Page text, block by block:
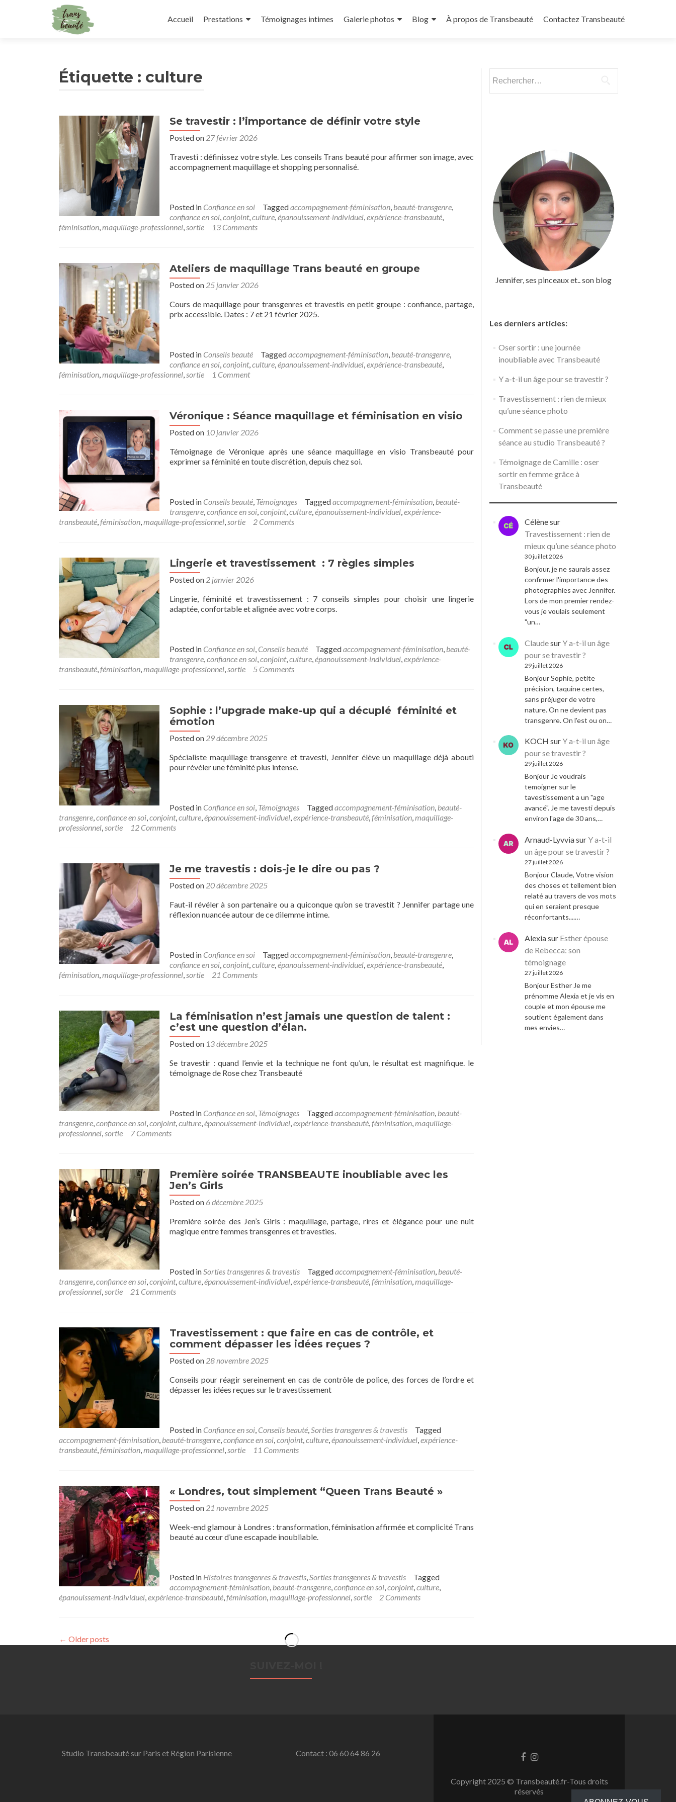
to
Accueil Prestations Témoignages intimes Galerie photos Blog À propos de Transbeauté Contactez Transbeauté
Étiquette : culture
Se travestir : l’importance de définir votre style
Posted on 27 février 2026
Travesti : définissez votre style. Les conseils Trans beauté pour affirmer son image, avec
accompagnement maquillage et shopping personnalisé.
Posted in Confiance en soi Taggedaccompagnement-féminisation, beauté-transgenre,
confiance en soi,conjoint,culture,épanouissement-individuel,expérience-transbeauté,
féminisation,maquillage-professionnel,sortie 13 Comments
Ateliers de maquillage Trans beauté en groupe
Posted on 25 janvier 2026
Cours de maquillage pour transgenres et travestis en petit groupe : confiance, partage,
prix accessible. Dates : 7 et 21 février 2025.
Posted in Conseils beauté Taggedaccompagnement-féminisation, beauté-transgenre,
confiance en soi,conjoint,culture,épanouissement-individuel,expérience-transbeauté,
féminisation,maquillage-professionnel,sortie 1 Comment
Véronique : Séance maquillage et féminisation en visio
Posted on 10 janvier 2026
Témoignage de Véronique après une séance maquillage en visio Transbeauté pour
exprimer sa féminité en toute discrétion, depuis chez soi.
Posted in Conseils beauté, Témoignages Taggedaccompagnement-féminisation, beauté-
transgenre,confiance en soi,conjoint,culture,épanouissement-individuel,expérience-
transbeauté,féminisation,maquillage-professionnel,sortie 2 Comments
Lingerie et travestissement : 7 règles simples
Posted on 2 janvier 2026
Lingerie, féminité et travestissement : 7 conseils simples pour choisir une lingerie
adaptée, confortable et alignée avec votre corps.
Posted in Confiance en soi, Conseils beauté Taggedaccompagnement-féminisation, beauté-
transgenre,confiance en soi,conjoint,culture,épanouissement-individuel,expérience-
transbeauté,féminisation,maquillage-professionnel,sortie 5 Comments
Sophie : l’upgrade make-up qui a décuplé féminité et
émotion
Posted on 29 décembre 2025
Spécialiste maquillage transgenre et travesti, Jennifer élève un maquillage déjà abouti
pour révéler une féminité plus intense.
Posted in Confiance en soi, Témoignages Taggedaccompagnement-féminisation, beauté-
transgenre,confiance en soi,conjoint,culture,épanouissement-individuel,expérience-transbeauté,féminisation,maquillage-
professionnel,sortie 12 Comments
Je me travestis : dois-je le dire ou pas ?
Posted on 20 décembre 2025
Faut-il révéler à son partenaire ou a quiconque qu’on se travestit ? Jennifer partage une
réflexion nuancée autour de ce dilemme intime.
Posted in Confiance en soi Taggedaccompagnement-féminisation, beauté-transgenre,
confiance en soi,conjoint,culture,épanouissement-individuel,expérience-transbeauté,
féminisation,maquillage-professionnel,sortie 21 Comments
La féminisation n’est jamais une question de talent :
c’est une question d’élan.
Posted on 13 décembre 2025
Se travestir : quand l’envie et la technique ne font qu’un, le résultat est magnifique. le
témoignage de Rose chez Transbeauté
Posted in Confiance en soi, Témoignages Taggedaccompagnement-féminisation, beauté-
transgenre,confiance en soi,conjoint,culture,épanouissement-individuel,expérience-transbeauté,féminisation,maquillage-
professionnel,sortie 7 Comments
Première soirée TRANSBEAUTE inoubliable avec les
Jen’s Girls
Posted on 6 décembre 2025
Première soirée des Jen’s Girls : maquillage, partage, rires et élégance pour une nuit
magique entre femmes transgenres et travesties.
Posted inSorties transgenres & travestis Taggedaccompagnement-féminisation, beauté-
transgenre,confiance en soi,conjoint,culture,épanouissement-individuel,expérience-transbeauté,féminisation,maquillage-
professionnel,sortie 21 Comments
Travestissement : que faire en cas de contrôle, et
comment dépasser les idées reçues ?
Posted on 28 novembre 2025
Conseils pour réagir sereinement en cas de contrôle de police, des forces de l’ordre et
dépasser les idées reçues sur le travestissement
Posted in Confiance en soi, Conseils beauté,Sorties transgenres & travestis
Tagged
accompagnement-féminisation, beauté-transgenre,confiance en soi,conjoint,culture,épanouissement-individuel,expérience-
transbeauté,féminisation,maquillage-professionnel,sortie 11 Comments
« Londres, tout simplement “Queen Trans Beauté »
Posted on 21 novembre 2025
Week-end glamour à Londres : transformation, féminisation affirmée et complicité Trans
beauté au cœur d’une escapade inoubliable.
Posted in Histoires transgenres & travestis,Sorties transgenres & travestis
Tagged
accompagnement-féminisation, beauté-transgenre,confiance en soi,conjoint,culture,
épanouissement-individuel,expérience-transbeauté,féminisation,maquillage-professionnel,sortie 2 Comments
Navigation
des
articles
← Older posts
Jennifer, ses pinceaux et.. son blog
Les derniers articles:
Oser sortir : une journée
inoubliable avec Transbeauté
Y a-t-il un âge pour se travestir ?
Travestissement : rien de mieux
qu’une séance photo
Comment se passe une première
séance au studio Transbeauté ?
Témoignage de Camille : oser
sortir en femme grâce à
Transbeauté
Célènesur
Travestissement : rien de
mieux qu’une séance photo
30 juillet 2026
Bonjour, je ne saurais assez
confirmer l'importance des
photographies avec Jennifer.
Lors de mon premier rendez-
vous je voulais seulement
"un…
ClaudesurY a-t-il un âge
pour se travestir ?
29 juillet 2026
Bonjour Sophie, petite
précision, taquine certes,
sans préjuger de votre
nature. On ne devient pas
transgenre. On l'est ou on…
KOCH surY a-t-il un âge
pour se travestir ?
29 juillet 2026
Bonjour Je voudrais
temoigner sur le
tavestissement a un "age
avancé". Je me tavesti depuis
environ l'age de 30 ans,…
Arnaud-LyvviasurY a-t-il
un âge pour se travestir ?
27 juillet 2026
Bonjour Claude, Votre vision
des choses et tellement bien
relaté au travers de vos mots
qui en seraient presque
réconfortants....…
Alexiasur Esther épouse
de Rebecca: son
témoignage
27 juillet 2026
Bonjour Esther Je me
prénomme Alexia et je vis en
couple et mon épouse me
soutient également dans
mes envies…
Studio Transbeauté sur Paris et Région Parisienne Contact : 06 60 64 86 26
Facebook
Instagram
Copyright 2025 © Transbeauté.fr-Tous droits
réservés